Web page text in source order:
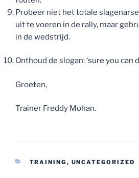
Probeer niet het totale
uit te voeren in de rally, maar
in de wedstrijd.
Onthoud de slogan: ‘sure you can
Groeten,
Trainer Freddy Mohan.
CATEGORIEËN
TRAINING , UNCATEGORIZED